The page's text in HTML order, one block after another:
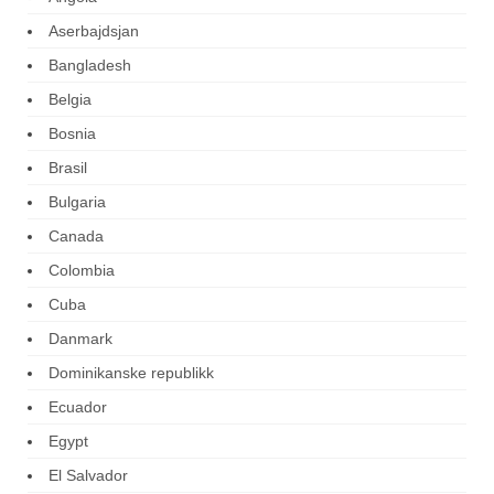
Aserbajdsjan
Bangladesh
Belgia
Bosnia
Brasil
Bulgaria
Canada
Colombia
Cuba
Danmark
Dominikanske republikk
Ecuador
Egypt
El Salvador